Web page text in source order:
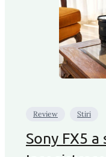
Review Stiri
Sony FX5